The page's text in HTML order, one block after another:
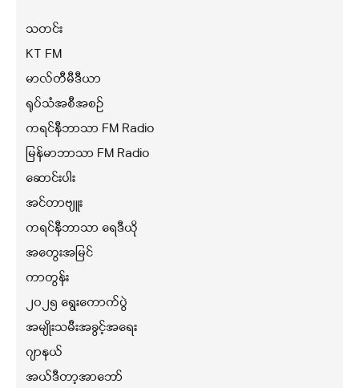
သတင်း
KT FM
မာလ်တီမီဒီယာ
ရုပ်သံအစီအစဉ်
ကရင်နီဘာသာ FM Radio
မြန်မာဘာသာ FM Radio
ဆောင်းပါး
အင်တာဗျူး
ကရင်နီဘာသာ ရေဒီယို
အတွေးအမြင်
ကာတွန်း
၂၀၂၅ ရွေးကောက်ပွဲ
အမျိုးသမီးအခွင့်အရေး
ဂျာနယ်
အယ်ဒီတာ့အာဘော်